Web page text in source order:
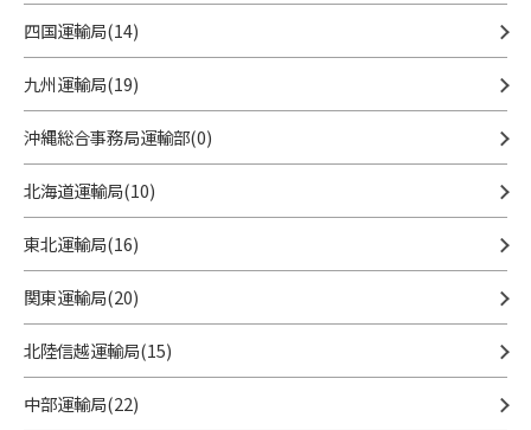
四国運輸局(14)
九州運輸局(19)
沖縄総合事務局運輸部(0)
北海道運輸局(10)
東北運輸局(16)
関東運輸局(20)
北陸信越運輸局(15)
中部運輸局(22)